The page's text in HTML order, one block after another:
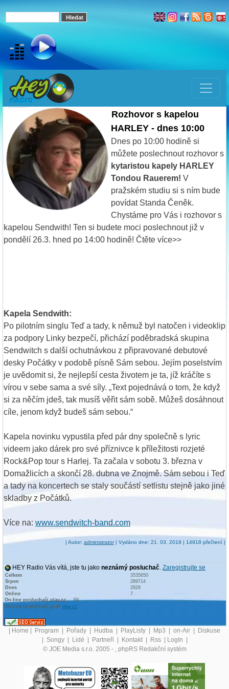
Rozhovor s kapelou
HARLEY - dnes 10:00
Dnes po 10:00 hodině si
můžete poslechnout rozhovor s
kytaristou kapely HARLEY
Tondou Rauerem! V
pražském studiu si s ním bude
povídat Standa Čeněk.
Chystáme pro Vás i rozhovor s
kapelou Sendwith! Ten si budete moci poslechnout již v
pondělí 26.3. hned po 14:00 hodině! Čtěte více>>
Kapela Sendwith:
Po pilotním singlu Teď a tady, k němuž byl natočen i videoklip
za podpory Linky bezpečí, přichází poděbradská skupina
Sendwitch s další ochutnávkou z připravované debutové
desky Počátky v podobě písně Sám sebou. Jejím poselstvím
je uvědomit si, že nejlepší cesta životem je ta, jíž kráčíte s
vírou v sebe sama a své síly. „Text pojednává o tom, že když
si za něčím jdeš, tak musíš věřit sám sobě. Můžeš dosáhnout
cíle, jenom když budeš sám sebou.“
Kapela novinku vypustila před pár dny společně s lyric
videem jako dárek pro své příznivce k příležitosti rozjeté
Rock&Pop tour s Harlej. Ta začala v sobotu 3. března v
Domažlicích a skončí 28. dubna ve Znojmě. Sám sebou i Teď
a tady na koncertech se staly součástí setlistu stejně jako jiné
skladby z Počátků.
Více na: www.sendwitch-band.com
| Autor: administrator| Vydáno dne: 21. 03. 2018 | 14918 přečtení |
HEY Radio Vás vítá, jste tu jako neznámý posluchač. Zaregistrujte se
Celkem
3535650
Srpen
289714
Dnes
2829
Online
7
On-line posluchači play.cz:
69
On-line posluchači graf: play.cz
Home Program Pořady Hudba PlayListy Mp3 on-Air
Diskuse
Songy Lidé Partneři Kontakt Rss LogIn
© JOE Media s.r.o. 2005 - , phpRS Redakční systém